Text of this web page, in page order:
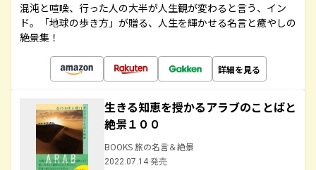
混沌と喧噪、行った人の大半が人生観が変わると言う、イン
ド。「地球の歩き方」が贈る、人生を輝かせる名言と癒やしの
絶景集！
詳細を見る
生きる知恵を授かるアラブのことばと
絶景１００
BOOKS 旅の名言＆絶景
2022.07.14 発売